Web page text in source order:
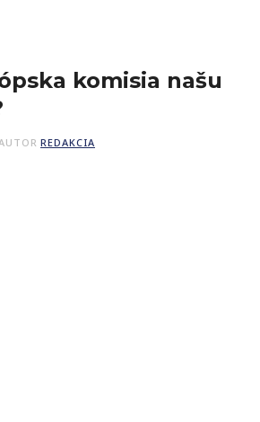
komisia našu
REDAKCIA